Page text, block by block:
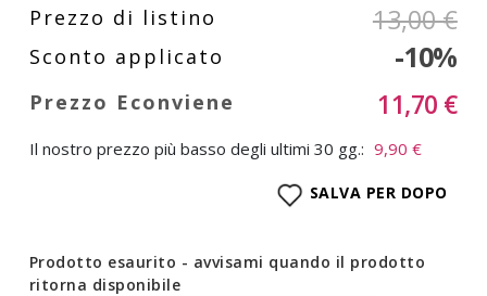
13,00 €
-10%
11,70 €
Il nostro prezzo più basso degli ultimi 30 gg.: 9,90 €
SALVA PER DOPO
Prodotto esaurito - avvisami quando il prodotto
ritorna disponibile